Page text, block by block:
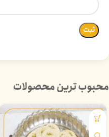
محبوب ترین محصولات